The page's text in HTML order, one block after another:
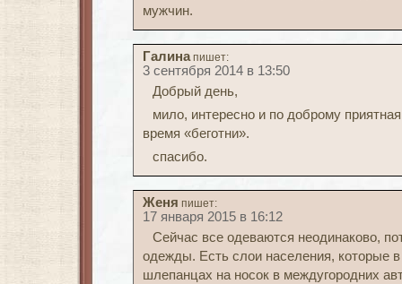
мужчин.
Галина пишет:
3 сентября 2014 в 13:50
Добрый день,
мило, интересно и по доброму
время «беготни».
спасибо.
Женя пишет:
17 января 2015 в 16:12
Сейчас все одеваются неодинаково,
одежды. Есть слои населения, которые в
шлепанцах на носок в междугородних